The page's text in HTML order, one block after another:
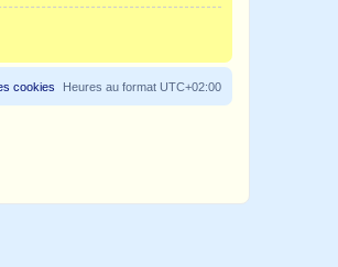
Heures au format UTC+02:00
cookies